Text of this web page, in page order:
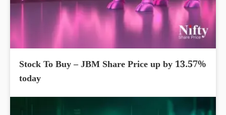
Stock To Buy – JBM Share Price up by 13.57%
today